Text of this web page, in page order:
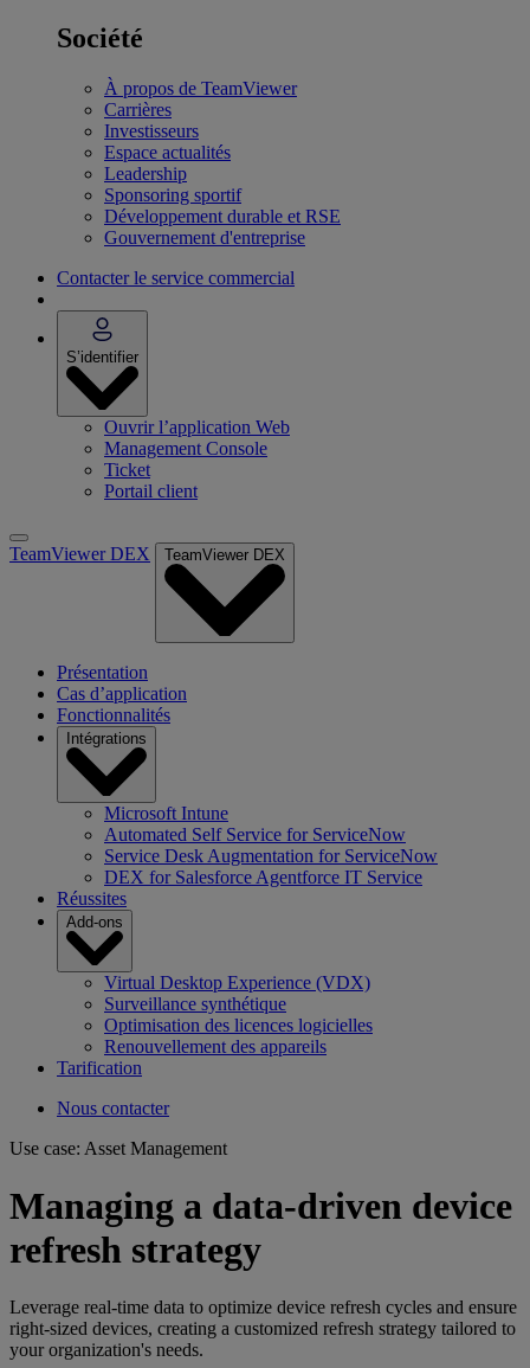
Société
À propos de TeamViewer
Carrières
Investisseurs
Espace actualités
Leadership
Sponsoring sportif
Développement durable et RSE
Gouvernement d'entreprise
Contacter le service commercial
S’identifier
Ouvrir l’application Web
Management Console
Ticket
Portail client
TeamViewer DEX TeamViewer DEX
Présentation
Cas d’application
Fonctionnalités
Intégrations
Microsoft Intune
Automated Self Service for ServiceNow
Service Desk Augmentation for ServiceNow
DEX for Salesforce Agentforce IT Service
Réussites
Add-ons
Virtual Desktop Experience (VDX)
Surveillance synthétique
Optimisation des licences logicielles
Renouvellement des appareils
Tarification
Nous contacter
Use case: Asset Management
Managing a data-driven device
refresh strategy
Leverage real-time data to optimize device refresh cycles and ensure
right-sized devices, creating a customized refresh strategy tailored to
your organization's needs.